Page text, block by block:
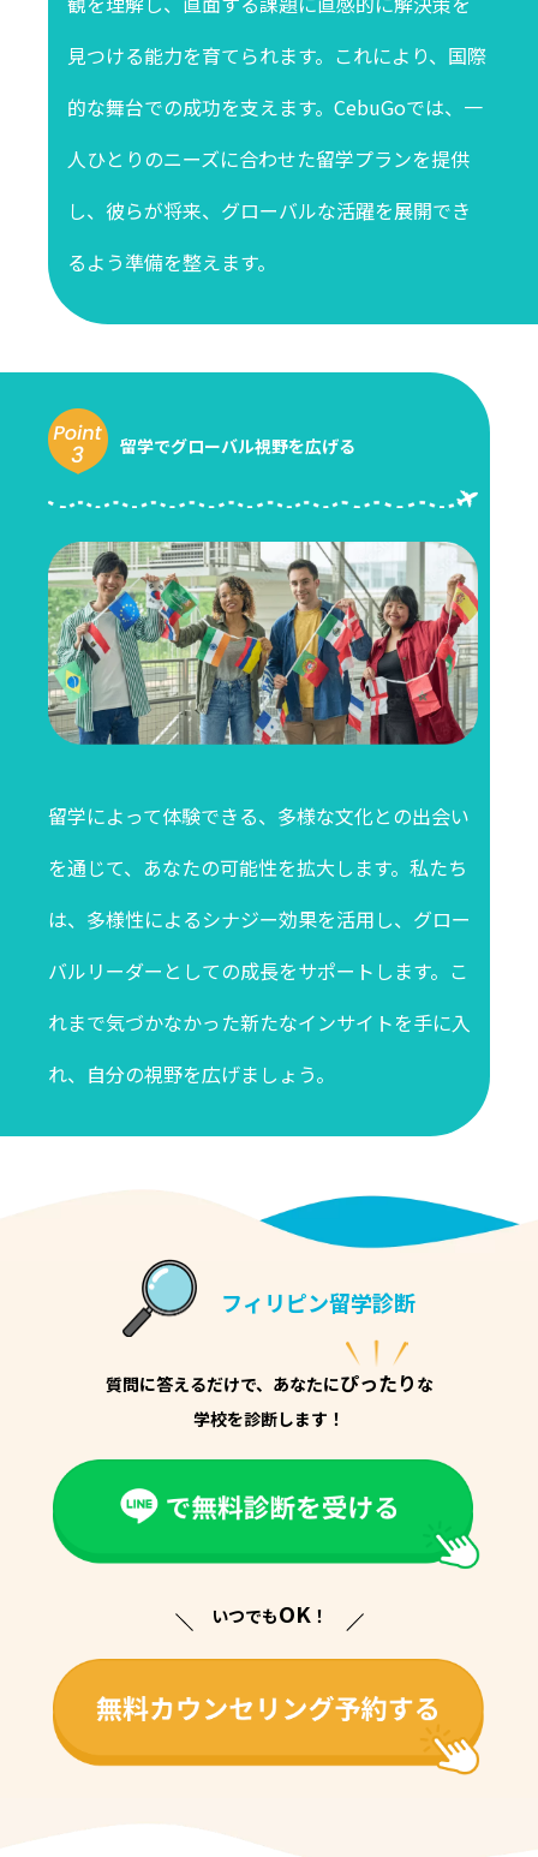
見つける能力を育てられます。これにより、国際
的な舞台での成功を支えます。CebuGoでは、一
人ひとりのニーズに合わせた留学プランを提供
し、彼らが将来、グローバルな活躍を展開でき
るよう準備を整えます。
留学でグローバル視野を広げる
留学によって体験できる、多様な文化との出会い
を通じて、あなたの可能性を拡大します。私たち
は、多様性によるシナジー効果を活用し、グロー
バルリーダーとしての成長をサポートします。こ
れまで気づかなかった新たなインサイトを手に入
れ、自分の視野を広げましょう。
フィリピン留学診断
質問に答えるだけで、あなたにぴったり な
学校を診断します！
いつでもOK！